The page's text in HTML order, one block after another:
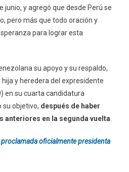
junio, y agregó que desde Perú se
pero más que todo oración y
para lograr esta
su apoyo y su respaldo,
y heredera del expresidente
en su cuarta candidatura
su objetivo, después de haber
anteriores en la segunda vuelta.
oficialmente presidenta